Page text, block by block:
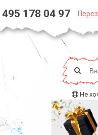
495 178 04 97
Не